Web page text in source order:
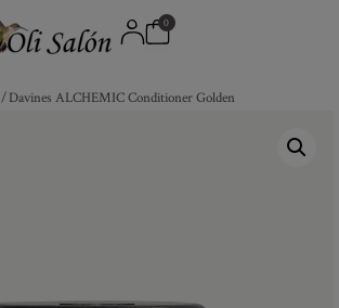
0
/ Davines ALCHEMIC Conditioner Golden